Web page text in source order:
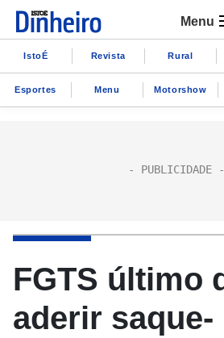
Menu
IstoÉ Revista Rural
Esportes Menu Motorshow
FGTS último
aderir saque-